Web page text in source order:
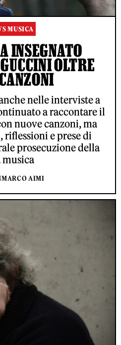
MUSICA
INSEGNATO
OLTRE
nelle interviste a
a raccontare il
nuove canzoni, ma
riflessioni e prese di
prosecuzione della
musica
AIMI